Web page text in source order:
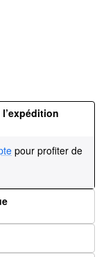
pour profiter de